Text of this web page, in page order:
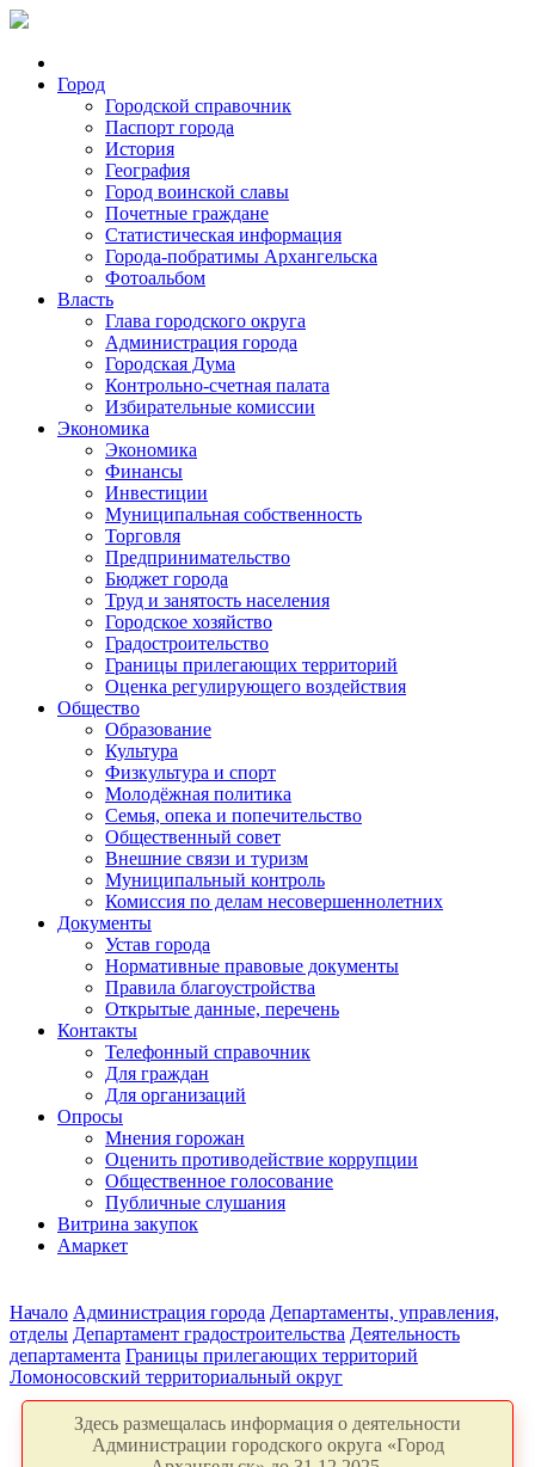
Город
Городской справочник
Паспорт города
История
География
Город воинской славы
Почетные граждане
Статистическая информация
Города-побратимы Архангельска
Фотоальбом
Власть
Глава городского округа
Администрация города
Городская Дума
Контрольно-счетная палата
Избирательные комиссии
Экономика
Экономика
Финансы
Инвестиции
Муниципальная собственность
Торговля
Предпринимательство
Бюджет города
Труд и занятость населения
Городское хозяйство
Градостроительство
Границы прилегающих территорий
Оценка регулирующего воздействия
Общество
Образование
Культура
Физкультура и спорт
Молодёжная политика
Семья, опека и попечительство
Общественный совет
Внешние связи и туризм
Муниципальный контроль
Комиссия по делам несовершеннолетних
Документы
Устав города
Нормативные правовые документы
Правила благоустройства
Открытые данные, перечень
Контакты
Телефонный справочник
Для граждан
Для организаций
Опросы
Мнения горожан
Оценить противодействие коррупции
Общественное голосование
Публичные слушания
Витрина закупок
Амаркет
Начало Администрация города Департаменты, управления,
отделы Департамент градостроительства Деятельность
департамента Границы прилегающих территорий
Ломоносовский территориальный округ
Здесь размещалась информация о деятельности
Администрации городского округа «Город